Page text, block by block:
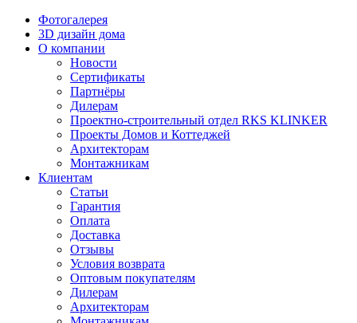
Фотогалерея
3D дизайн дома
О компании
Новости
Сертификаты
Партнёры
Дилерам
Проектно-строительный отдел RKS KLINKER
Проекты Домов и Коттеджей
Архитекторам
Монтажникам
Клиентам
Статьи
Гарантия
Оплата
Доставка
Отзывы
Условия возврата
Оптовым покупателям
Дилерам
Архитекторам